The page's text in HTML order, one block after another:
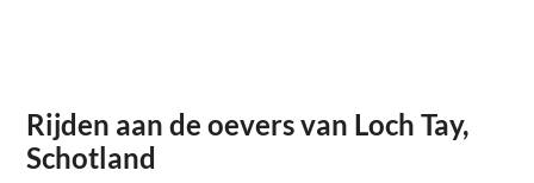
Rijden aan de oevers van Loch Tay,
Schotland